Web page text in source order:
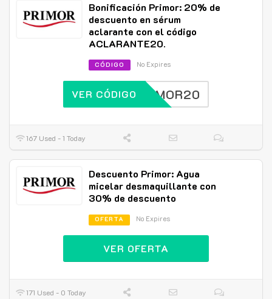
Bonificación Primor: 20% de
descuento en sérum
aclarante con el código
ACLARANTE20.
CÓDIGO No Expires
PRIMOR20
VER CÓDIGO
167 Used - 1 Today
Descuento Primor: Agua
micelar desmaquillante con
30% de descuento
OFERTA No Expires
VER OFERTA
171 Used - 0 Today